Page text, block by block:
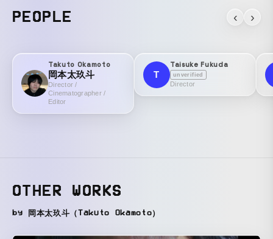
PEOPLE ‹ ›
Takuto Okamoto
岡本太玖斗
Director /
Cinematographer /
Editor
T
Taisuke Fukuda
unverified
Director
OTHER WORKS
by 岡本太玖斗（Takuto Okamoto）